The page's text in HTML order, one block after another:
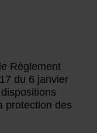
Règlement
du 6 janvier
protection des